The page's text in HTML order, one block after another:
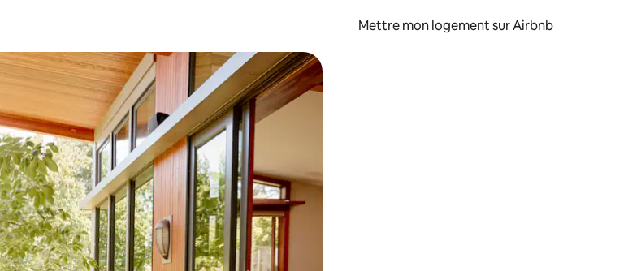
Mettre mon logement sur Airbnb